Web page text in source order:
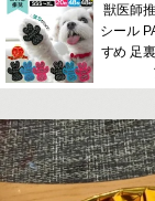
獣医師
シール
すめ 足